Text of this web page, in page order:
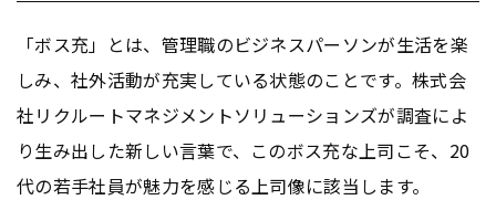
「ボス充」とは、管理職のビジネスパーソンが生活を楽
しみ、社外活動が充実している状態のことです。株式会
社リクルートマネジメントソリューションズが調査によ
り生み出した新しい言葉で、このボス充な上司こそ、20
代の若手社員が魅力を感じる上司像に該当します。